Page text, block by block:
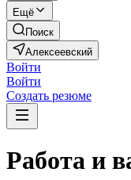
Ещё
Поиск
Алексеевский
Войти
Войти
Создать резюме
Работа и